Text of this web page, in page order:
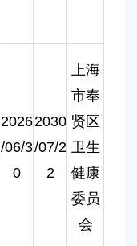
2026
/06/3
0
2030
/07/2
2
上海
市奉
贤区
卫生
健康
委员
会